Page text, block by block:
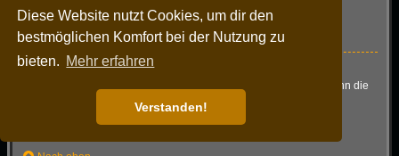
Diese Website nutzt Cookies, um dir den
bestmöglichen Komfort bei der Nutzung zu
bieten. Mehr erfahren
Verstanden!
Nach oben
Wie kann ich einen Administrator des Boards kontaktieren?
Alle Benutzer des Boards können das Kontaktformular nutzen, wenn die
Mitglieder des Boards können zusätzlich den Link „Das Team“